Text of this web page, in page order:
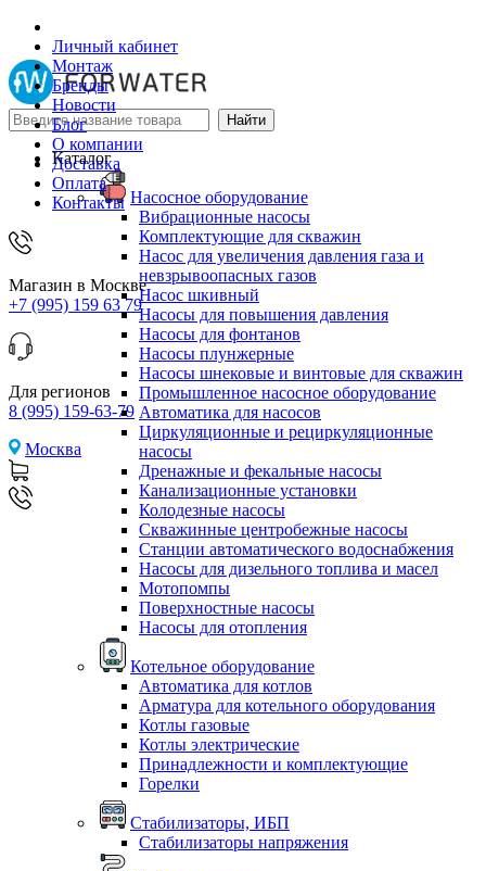
Личный кабинет
Монтаж
Бренды
Новости
Блог
О компании
Доставка
Оплата
Контакты
Магазин в Москве
+7 (995) 159 63 79
Для регионов
8 (995) 159-63-79
Москва
Каталог
Насосное оборудование
Вибрационные насосы
Комплектующие для скважин
Насос для увеличения давления газа и
невзрывоопасных газов
Насос шкивный
Насосы для повышения давления
Насосы для фонтанов
Насосы плунжерные
Насосы шнековые и винтовые для скважин
Промышленное насосное оборудование
Автоматика для насосов
Циркуляционные и рециркуляционные
насосы
Дренажные и фекальные насосы
Канализационные установки
Колодезные насосы
Скважинные центробежные насосы
Станции автоматического водоснабжения
Насосы для дизельного топлива и масел
Мотопомпы
Поверхностные насосы
Насосы для отопления
Котельное оборудование
Автоматика для котлов
Арматура для котельного оборудования
Котлы газовые
Котлы электрические
Принадлежности и комплектующие
Горелки
Стабилизаторы, ИБП
Стабилизаторы напряжения